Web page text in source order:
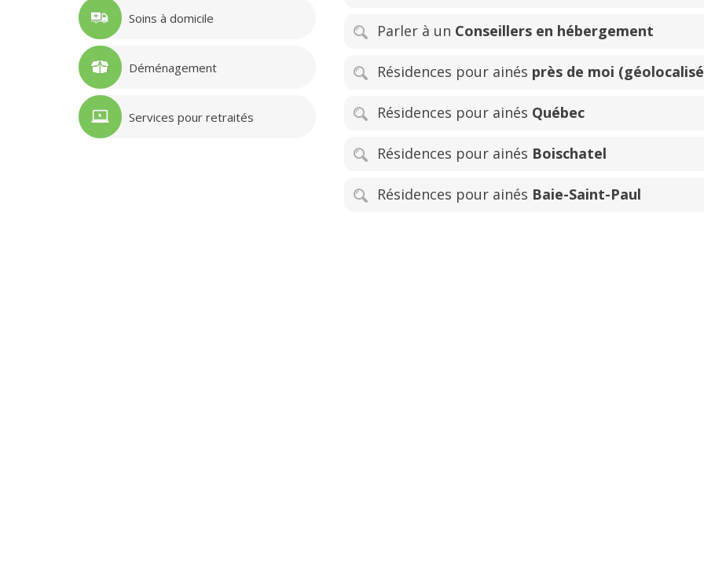
Soins à domicile
Déménagement
Services pour retraités
Parler à un Conseillers en hébergement
Résidences pour ainés près de moi
Résidences pour ainés Québec
Résidences pour ainés Boischatel
Résidences pour ainés Baie-Saint-Paul